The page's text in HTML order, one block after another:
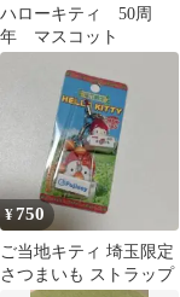
ハローキティ 50周
年 マスコット
¥750
ご当地キティ 埼玉限定
さつまいも ストラップ